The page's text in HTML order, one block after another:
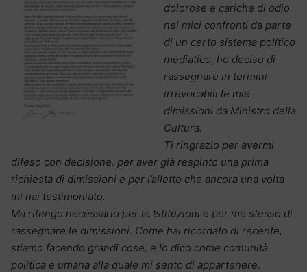
dolorose e cariche di odio
nei mici confronti da parte
di un certo sistema político
mediatico, ho deciso di
rassegnare in termini
irrevocabili le mie
dimissioni da Ministro della
Cultura.
Ti ringrazio per avermi
difeso con decisione, per aver già respinto una prima
richiesta di dimissioni e per l’alletto che ancora una volta
mi hai testimoniato.
Ma ritengo necessario per le Istituzioni e per me stesso di
rassegnare le dimissioni. Come hai ricordato di recente,
stiamo facendo grandi cose, e lo dico come comunità
politica e umana alla quale mi sento di appartenere.